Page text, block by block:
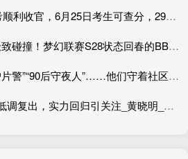
上上通 湖北省2026年高考顺利收官，6月25日考生可查分，29日起填报志愿
睿新策略 资讯：憋队的极致碰撞！梦幻联赛S28状态回春的BB迎战XG
国客信配 “跨国管家”“住户片警”“90后守夜人”……他们守着社区的烟火气
融易盈 退网9个月，叶珂低调复出，实力回归引关注_黄晓明_直播_网友